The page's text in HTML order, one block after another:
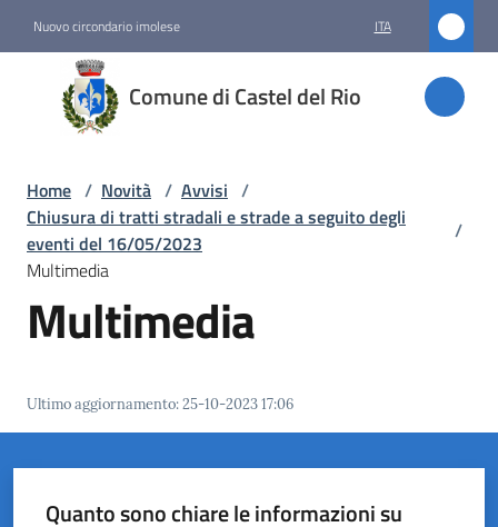
Nuovo circondario imolese ITA
Comune di Castel del Rio
Comune
di
Castel
Amministrazione
Novità
Castel
Home / Novità / Avvisi /
Chiusura di tratti stradali e strade a seguito degli
eventi del 16/05/2023
/
Multimedia
Multimedia
Ultimo aggiornamento:25-10-2023 17:06
Quanto sono chiare le informazioni su